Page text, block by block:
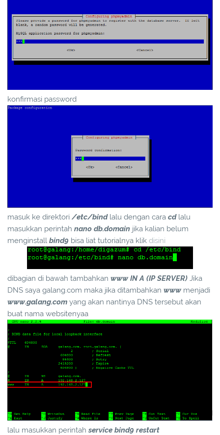
konfirmasi password
masuk ke direktori /etc/bind lalu dengan cara cd lalu
masukkan perintah nano db.domain jika kalian belum
menginstall bind9 bisa liat tutorialnya klik disini
dibagian di bawah tambahkan www IN A (IP SERVER) Jika
DNS saya galang.com maka jika ditambahkan www menjadi
www.galang.com yang akan nantinya DNS tersebut akan
buat nama websitenyaa
lalu masukkan perintahservice bind9 restart